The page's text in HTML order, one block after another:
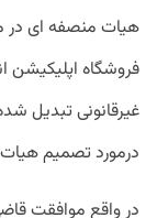
هیات منصفه ای در
فروشگاه اپلیکیشن
غیرقانونی تبدیل
درمورد تصمیم
در واقع موافقت